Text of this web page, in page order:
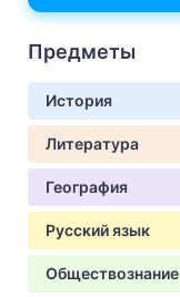
Предметы
История
Литература
География
Русский язык
Обществознание